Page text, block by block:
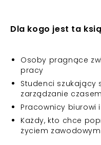
Dla kogo jest ta
Osoby pragnące
pracy
Studenci szukający
zarządzanie czasem
Pracownicy biurowi
Każdy, kto chce
życiem